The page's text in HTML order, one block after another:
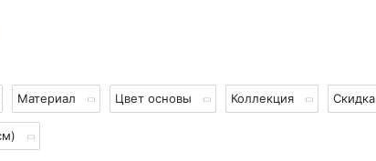
Материал Цвет основы Коллекция Скидка